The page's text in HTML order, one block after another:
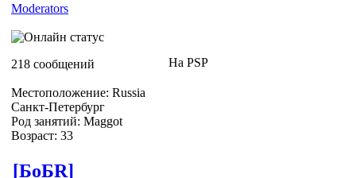
Moderators
218 сообщений
Местоположение: Russia
Санкт-Петербург
Род занятий: Maggot
Возраст: 33
На PSP
[БоБR]